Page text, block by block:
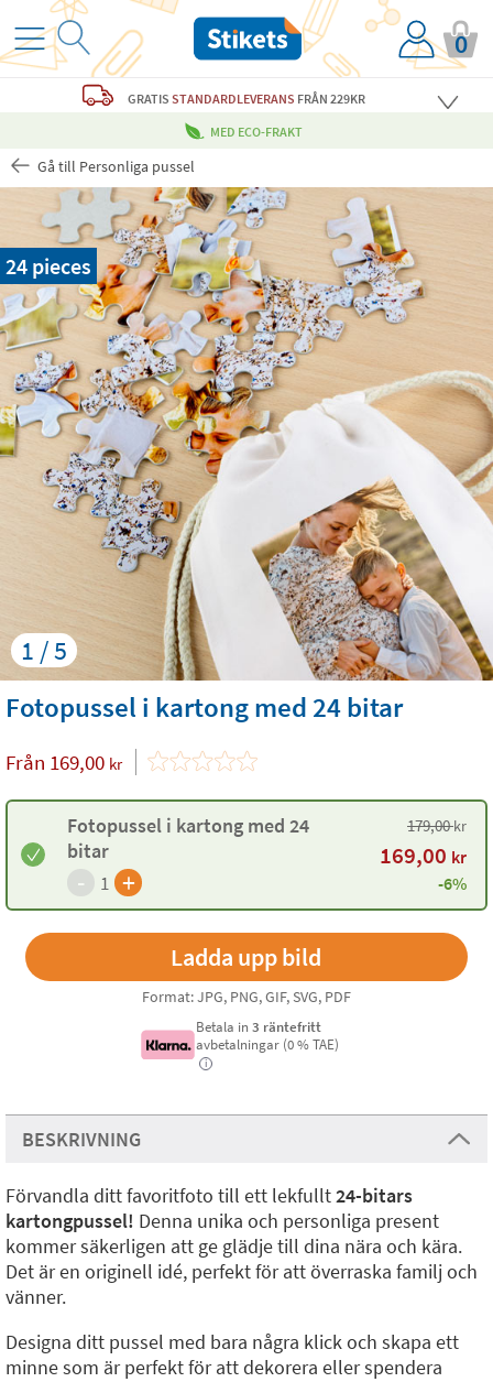
0
GRATIS STANDARDLEVERANS FRÅN 229KR
MED ECO-FRAKT
Gå till Personliga pussel
1 / 5
24 pieces
Fotopussel i kartong med 24 bitar
Från 169,00 kr
Fotopussel i kartong med 24
bitar
- 1 +
179,00kr
169,00 kr
-6%
Format: JPG, PNG, GIF, SVG, PDF
Betala in3 räntefritt
avbetalningar (0 % TAE)
i
BESKRIVNING
Förvandla ditt favoritfoto till ett lekfullt24-bitars
kartongpussel! Denna unika och personliga present
kommer säkerligen att ge glädje till dina nära och kära.
Det är en originell idé, perfekt för att överraska familj och
vänner.
Designa ditt pussel med bara några klick och skapa ett
minne som är perfekt för att dekorera eller spendera